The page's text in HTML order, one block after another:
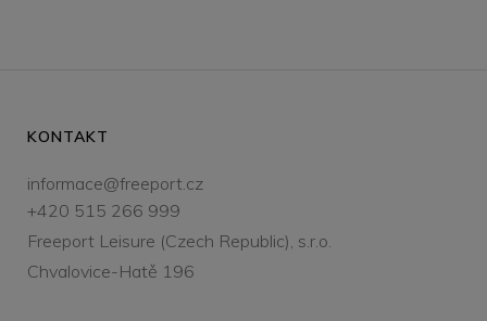
KONTAKT
informace@freeport.cz
+420 515 266 999
Freeport Leisure (Czech Republic), s.r.o.
Chvalovice-Hatě 196